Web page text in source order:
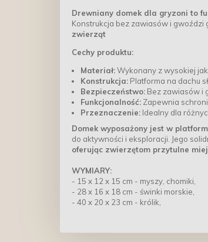
Drewniany domek dla gryzoni to
Konstrukcja bez zawiasów i
zwierząt
Cechy produktu:
Materiał:Wykonany z wysokiej
Konstrukcja: Platforma na dachu
Bezpieczeństwo: Bez zawiasów i
Funkcjonalność: Zapewnia
Przeznaczenie: Idealny dla
Domek wyposażony jest w
do aktywności i eksploracji. Jego
oferując zwierzętom przytulne
WYMIARY:
- 15 x 12 x 15 cm - myszy, chomiki,
- 28 x 16 x 18 cm - świnki morskie,
- 40 x 20 x 23 cm - królik,